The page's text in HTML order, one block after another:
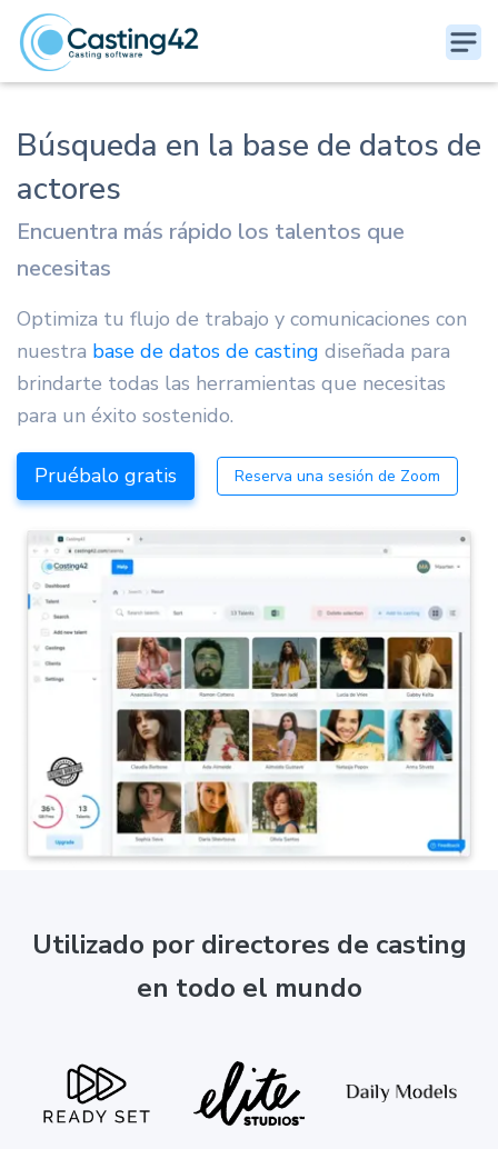
Búsqueda en la base de datos de
actores
Encuentra más rápido los talentos que
necesitas
Optimiza tu flujo de trabajo y comunicaciones con
nuestra base de datos de casting diseñada para
brindarte todas las herramientas que necesitas
para un éxito sostenido.
Pruébalo gratis Reserva una sesión de Zoom
Utilizado por directores de casting
en todo el mundo